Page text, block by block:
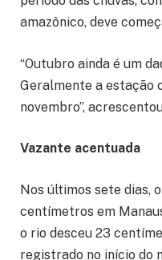
amazônico, deve
“Outubro ainda é um
Geralmente a estação
novembro”,
Vazante acentuada
Nos últimos sete dias,
centímetros em
o rio desceu 23
registrado no início do